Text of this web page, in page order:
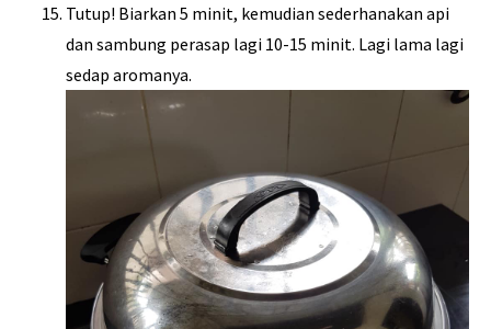
Tutup! Biarkan 5 minit, kemudian sederhanakan api
dan sambung perasap lagi 10-15 minit. Lagi lama lagi
sedap aromanya.